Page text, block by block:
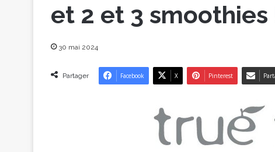
et 2 et 3 smoothies
30 mai 2024
Partager Facebook X Pinterest